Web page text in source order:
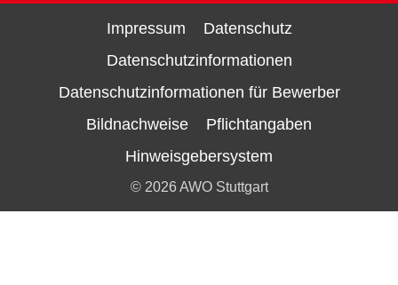
Impressum
Datenschutz
Datenschutzinformationen
Datenschutzinformationen für Bewerber
Bildnachweise
Pflichtangaben
Hinweisgebersystem
© 2026 AWO Stuttgart